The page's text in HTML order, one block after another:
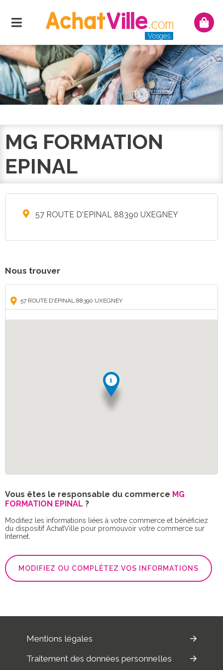
Menu
Vosges
Mon
panier
MG FORMATION
EPINAL
57 ROUTE D'EPINAL 88390 UXEGNEY
Nous trouver
57 ROUTE D'EPINAL 88390 UXEGNEY
Vous êtes le responsable du commerce MG
FORMATION EPINAL ?
Modifiez les informations liées à votre commerce et bénéficiez
du dispositif AchatVille pour promouvoir votre commerce sur
Internet.
MODIFIEZ OU COMPLÉTEZ VOS INFORMATIONS
Mentions légales
Traitement des données personnelles